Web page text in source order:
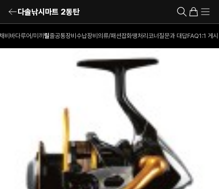
다솔낚시마트 2동탄
비 바다루어/미끼 릴줄공통장비 수납장비 의류/패션잡화땡처리코너 질문과 대답FAQ1:1 게